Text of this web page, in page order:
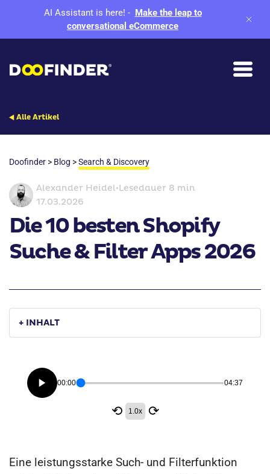
AI Assistant is here! - Make the leap to
conversational eCommerce
Alle Artikel
Doofinder > Blog >Search & Discovery
Alexander Heidel•Lesedauer 8 min
17.03.2026
Die 10 besten Shopify
Suche & Filter Apps 2026
+ INHALT
00:00 04:37
⟲ 1.0x ⟳
Eine leistungsstarke Such- und Filterfunktion